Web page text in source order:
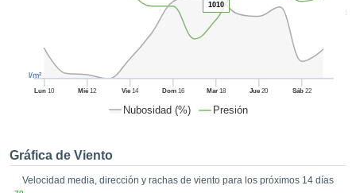
ya sean
nuestros
nos
un perfil
para
y
Nubosidad (%) Presión
50
Lun 10 Mié 12 Vie 14 Dom16 Mar18 Jue 20 Sáb22
l/m²
1010
Gráfica de Viento
Velocidad media, dirección y rachas de viento para los próximos 14 días